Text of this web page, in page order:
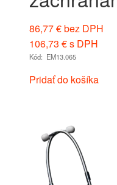
86,77€bez DPH
106,73 €s DPH
Kód: EM13.065
Pridať do košíka